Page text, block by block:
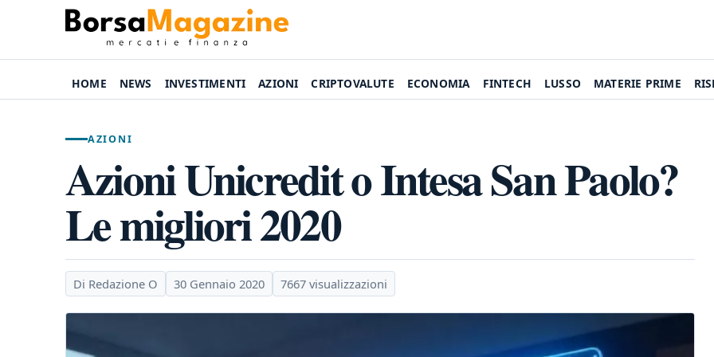
HOME NEWS INVESTIMENTI AZIONI CRIPTOVALUTE ECONOMIA FINTECH LUSSO MATERIE PRIME
AZIONI
Azioni Unicredit o Intesa San Paolo?
Le migliori 2020
Di Redazione O 30 Gennaio 2020 7667 visualizzazioni